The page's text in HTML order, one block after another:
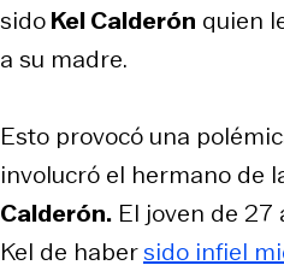
sidoKel Calderón quien
a su madre.
Esto provocó una
involucró el hermano de
Calderón. El joven de 27
Kel de habersido infiel